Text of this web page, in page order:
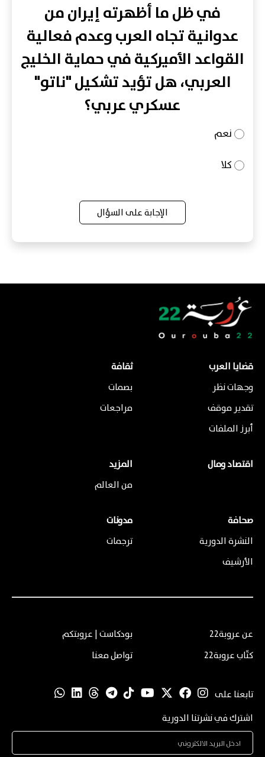
في ظل ما أظهرته إيران من
عدوانية تجاه العرب وعدم فعالية
القواعد الأميركية في حماية الخليج
العربي، هل تؤيد تشكيل "ناتو"
عسكري عربي؟
نعم
كلا
الإجابة على السؤال
قضايا العرب
وجهات نظر
تقدير موقف
أبرز الملفات
ثقافة
بصمات
مراجعات
اقتصاد ومال
المزيد
من العالم
صحافة
النشرة الدورية
الأرشيف
مدونات
ترجمات
عن عروبة22
كتّاب عروبة22
بودكاست | عروبتكم
تواصل معنا
تابعنا على
اشترك في نشرتنا الدورية